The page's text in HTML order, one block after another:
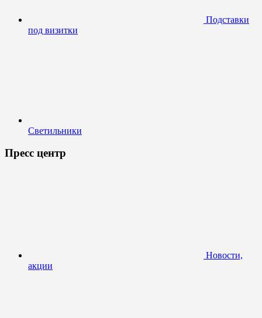
Подставки
под визитки
Светильники
Пресс центр
Новости,
акции